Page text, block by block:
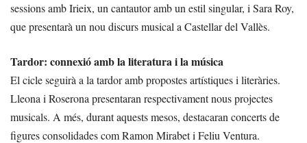
sessions amb Irieix, un cantautor amb un estil singular, i Sara Roy,
que presentarà un nou discurs musical a Castellar del Vallès.
Tardor: connexió amb la literatura i la música
El cicle seguirà a la tardor amb propostes artístiques i literàries.
Lleona i Roserona presentaran respectivament nous projectes
musicals. A més, durant aquests mesos, destacaran concerts de
figures consolidades com Ramon Mirabet i Feliu Ventura.